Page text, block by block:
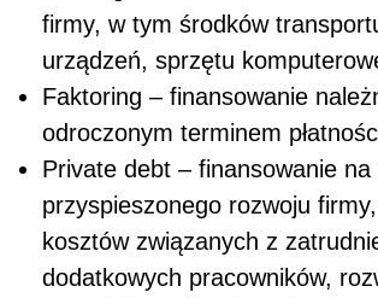
firmy, w tym środków
urządzeń, sprzętu
Faktoring – finansowanie
odroczonym terminem
Private debt – finansowanie na
przyspieszonego rozwoju
kosztów związanych z
dodatkowych pracowników,